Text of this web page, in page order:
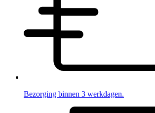
Bezorging binnen 3 werkdagen.